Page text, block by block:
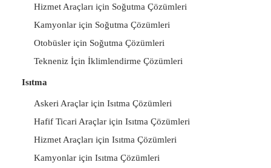
Hizmet Araçları için Soğutma Çözümleri
Kamyonlar için Soğutma Çözümleri
Otobüsler için Soğutma Çözümleri
Tekneniz İçin İklimlendirme Çözümleri
Isıtma
Askeri Araçlar için Isıtma Çözümleri
Hafif Ticari Araçlar için Isıtma Çözümleri
Hizmet Araçları için Isıtma Çözümleri
Kamyonlar için Isıtma Çözümleri